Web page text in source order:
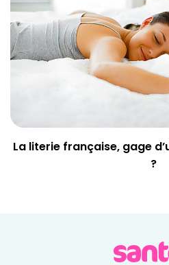
La literie française, gage
?